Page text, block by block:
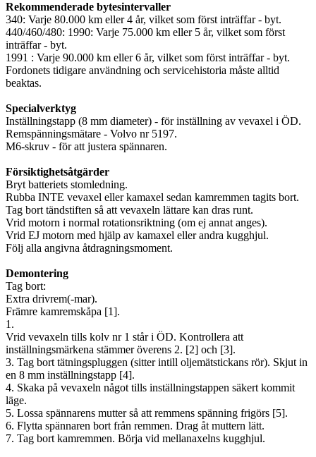
Rekommenderade bytesintervaller
340: Varje 80.000 km eller 4 år, vilket som först inträffar - byt.
440/460/480: 1990: Varje 75.000 km eller 5 år, vilket som först
inträffar - byt.
1991 : Varje 90.000 km eller 6 år, vilket som först inträffar - byt.
Fordonets tidigare användning och servicehistoria måste alltid
beaktas.
Specialverktyg
Inställningstapp (8 mm diameter) - för inställning av vevaxel i ÖD.
Remspänningsmätare - Volvo nr 5197.
M6-skruv - för att justera spännaren.
Försiktighetsåtgärder
Bryt batteriets stomledning.
Rubba INTE vevaxel eller kamaxel sedan kamremmen tagits bort.
Tag bort tändstiften så att vevaxeln lättare kan dras runt.
Vrid motorn i normal rotationsriktning (om ej annat anges).
Vrid EJ motorn med hjälp av kamaxel eller andra kugghjul.
Följ alla angivna åtdragningsmoment.
Demontering
Tag bort:
Extra drivrem(-mar).
Främre kamremskåpa [1].
1.
Vrid vevaxeln tills kolv nr 1 står i ÖD. Kontrollera att
inställningsmärkena stämmer överens 2. [2] och [3].
3. Tag bort tätningspluggen (sitter intill oljemätstickans rör). Skjut in
en 8 mm inställningstapp [4].
4. Skaka på vevaxeln något tills inställningstappen säkert kommit
läge.
5. Lossa spännarens mutter så att remmens spänning frigörs [5].
6. Flytta spännaren bort från remmen. Drag åt muttern lätt.
7. Tag bort kamremmen. Börja vid mellanaxelns kugghjul.